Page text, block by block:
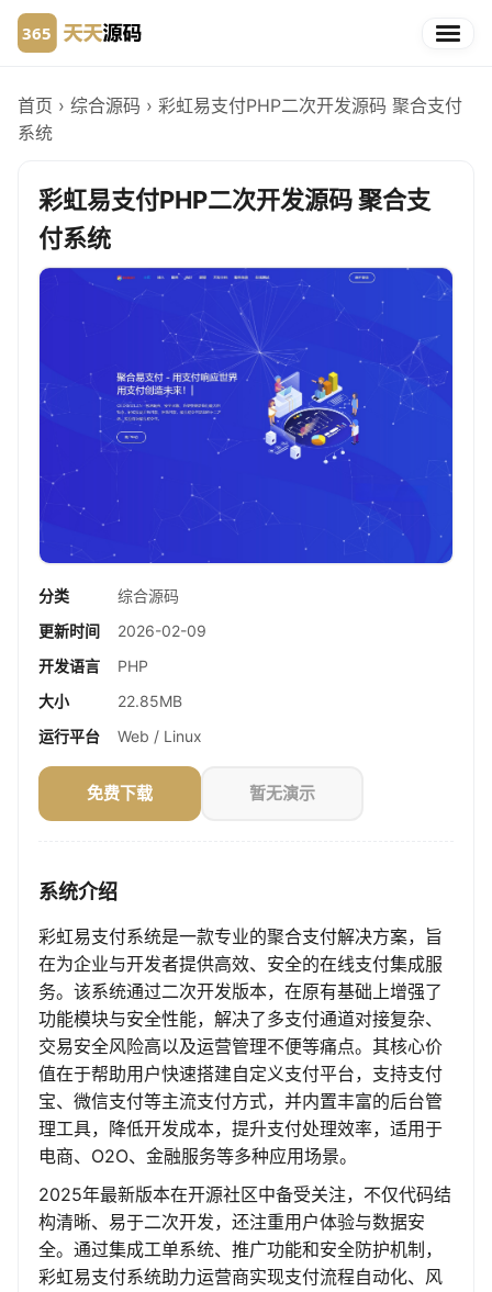
首页 › 综合源码 › 彩虹易支付PHP二次开发源码 聚合支付
系统
彩虹易支付PHP二次开发源码 聚合支
付系统
分类
综合源码
更新时间
2026-02-09
开发语言
PHP
大小
22.85MB
运行平台
Web / Linux
免费下载 暂无演示
系统介绍
彩虹易支付系统是一款专业的聚合支付解决方案，旨
在为企业与开发者提供高效、安全的在线支付集成服
务。该系统通过二次开发版本，在原有基础上增强了
功能模块与安全性能，解决了多支付通道对接复杂、
交易安全风险高以及运营管理不便等痛点。其核心价
值在于帮助用户快速搭建自定义支付平台，支持支付
宝、微信支付等主流支付方式，并内置丰富的后台管
理工具，降低开发成本，提升支付处理效率，适用于
电商、O2O、金融服务等多种应用场景。
2025年最新版本在开源社区中备受关注，不仅代码结
构清晰、易于二次开发，还注重用户体验与数据安
全。通过集成工单系统、推广功能和安全防护机制，
彩虹易支付系统助力运营商实现支付流程自动化、风